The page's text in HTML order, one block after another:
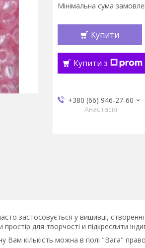
Мінімальна сума
Купити
Купити з
+380 (66) 946-27-60
Анастасія
застосовується у вишивці,
для творчості и підкреслити
Вам кількість можна в полі "Вага"